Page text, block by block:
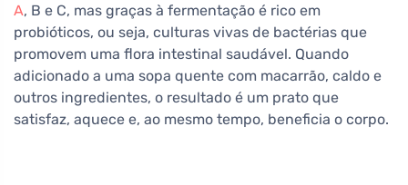
A, B e C, mas graças à fermentação é rico em
probióticos, ou seja, culturas vivas de bactérias que
promovem uma flora intestinal saudável. Quando
adicionado a uma sopa quente com macarrão, caldo e
outros ingredientes, o resultado é um prato que
satisfaz, aquece e, ao mesmo tempo, beneficia o corpo.